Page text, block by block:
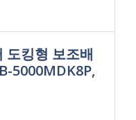
도킹형 보조배
5000MDK8P,